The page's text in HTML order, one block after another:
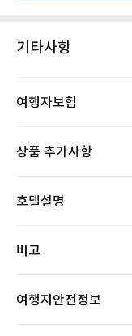
기타사항
여행자보험
상품 추가사항
호텔설명
비고
여행지안전정보